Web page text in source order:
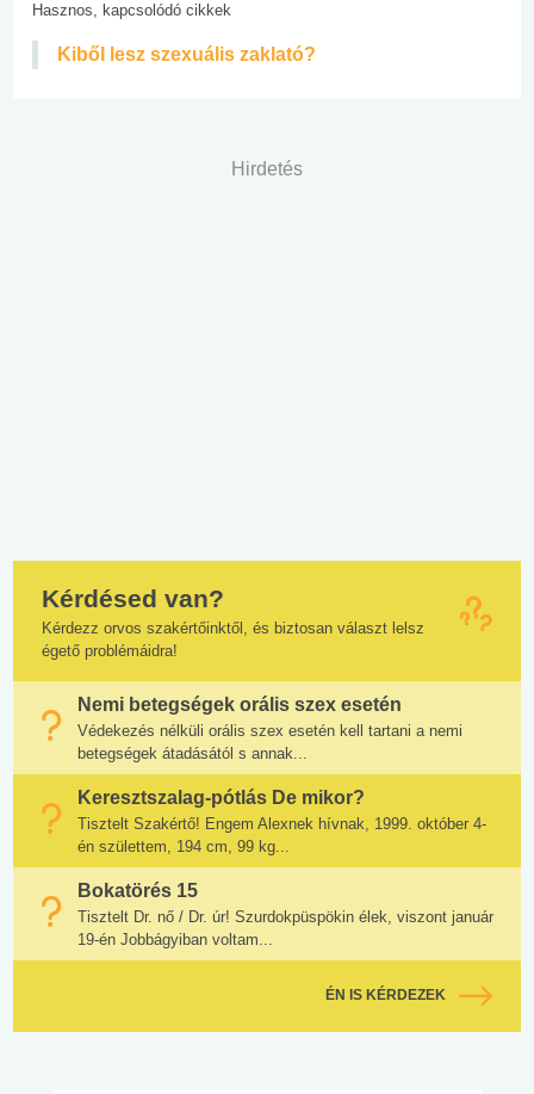
Hasznos, kapcsolódó cikkek
Kiből lesz szexuális zaklató?
Hirdetés
Kérdésed van?
Kérdezz orvos szakértőinktől, és biztosan választ lelsz
égető problémáidra!
Nemi betegségek orális szex esetén
Védekezés nélküli orális szex esetén kell tartani a nemi
betegségek átadásától s annak...
Keresztszalag-pótlás De mikor?
Tisztelt Szakértő! Engem Alexnek hívnak, 1999. október 4-
én születtem, 194 cm, 99 kg...
Bokatörés 15
Tisztelt Dr. nő / Dr. úr! Szurdokpüspökin élek, viszont január
19-én Jobbágyiban voltam...
ÉN IS KÉRDEZEK